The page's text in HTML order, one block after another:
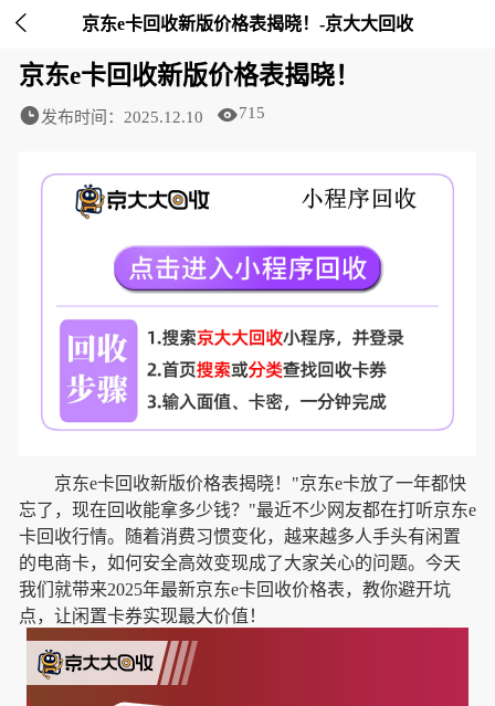
 京东e卡回收新版价格表揭晓！-京大大回收
京东e卡回收新版价格表揭晓！
发布时间：2025.12.10 715
京东e卡回收新版价格表揭晓！"京东e卡放了一年都快
忘了，现在回收能拿多少钱？"最近不少网友都在打听京东e
卡回收行情。随着消费习惯变化，越来越多人手头有闲置
的电商卡，如何安全高效变现成了大家关心的问题。今天
我们就带来2025年最新京东e卡回收价格表，教你避开坑
点，让闲置卡券实现最大价值！